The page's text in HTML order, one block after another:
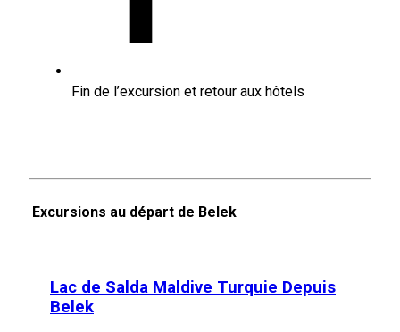
Fin de l’excursion et retour aux hôtels
Excursions au départ de Belek
Lac de Salda Maldive Turquie Depuis
Belek